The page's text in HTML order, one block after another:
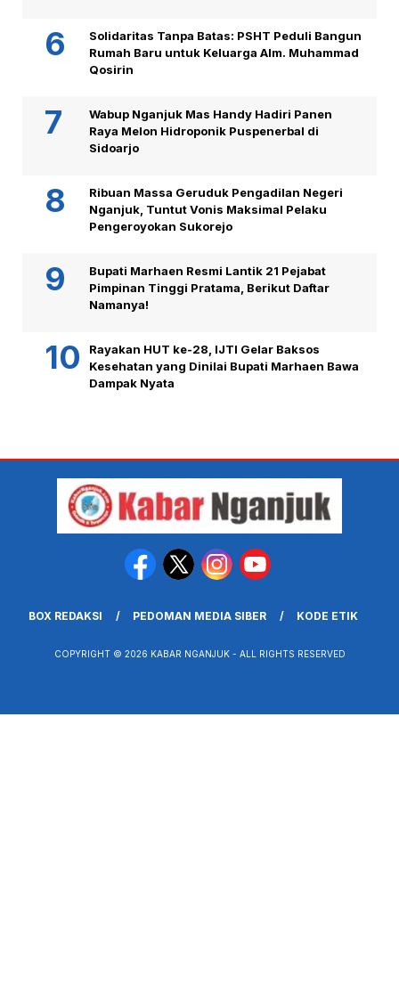
Solidaritas Tanpa Batas: PSHT Peduli Bangun
Rumah Baru untuk Keluarga Alm. Muhammad
Qosirin
Wabup Nganjuk Mas Handy Hadiri Panen
Raya Melon Hidroponik Puspenerbal di
Sidoarjo
Ribuan Massa Geruduk Pengadilan Negeri
Nganjuk, Tuntut Vonis Maksimal Pelaku
Pengeroyokan Sukorejo
Bupati Marhaen Resmi Lantik 21 Pejabat
Pimpinan Tinggi Pratama, Berikut Daftar
Namanya!
Rayakan HUT ke-28, IJTI Gelar Baksos
Kesehatan yang Dinilai Bupati Marhaen Bawa
Dampak Nyata
BOX REDAKSI PEDOMAN MEDIA SIBER KODE ETIK
COPYRIGHT © 2026 KABAR NGANJUK - ALL RIGHTS RESERVED